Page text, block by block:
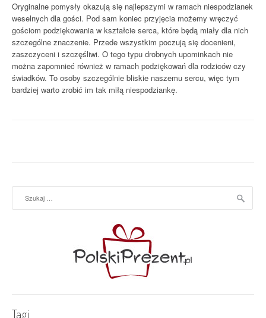
Oryginalne pomysły okazują się najlepszymi w ramach niespodzianek
weselnych dla gości. Pod sam koniec przyjęcia możemy wręczyć
gościom podziękowania w kształcie serca, które będą miały dla nich
szczególne znaczenie. Przede wszystkim poczują się docenieni,
zaszczyceni i szczęśliwi. O tego typu drobnych upominkach nie
można zapomnieć również w ramach podziękowań dla rodziców czy
świadków. To osoby szczególnie bliskie naszemu sercu, więc tym
bardziej warto zrobić im tak miłą niespodziankę.
Tagi